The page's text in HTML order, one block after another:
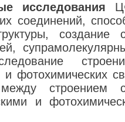
исследования
соединений,
создание
и фотохимических
строением
и